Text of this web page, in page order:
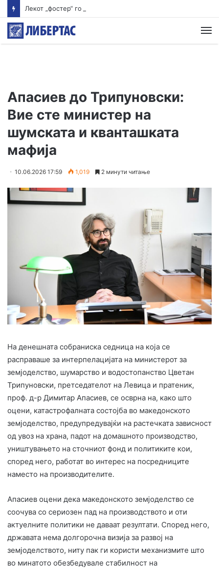
Апасиев до Трипуновски:
Вие сте министер на
шумската и кванташката
мафија
10.06.2026 17:59 1,019 2 минути читање
На денешната собраниска седница на која се
расправаше за интерпелацијата на министерот за
земјоделство, шумарство и водостопанство Цветан
Трипуновски, претседателот на Левица и пратеник,
проф. д-р Димитар Апасиев, се осврна на, како што
оцени, катастрофалната состојба во македонското
земјоделство, предупредувајќи на растечката зависност
од увоз на храна, падот на домашното производство,
уништувањето на сточниот фонд и политиките кои,
според него, работат во интерес на посредниците
наместо на производителите.
Апасиев оцени дека македонското земјоделство се
соочува со сериозен пад на производството и оти
актуелните политики не даваат резултати. Според него,
државата нема долгорочна визија за развој на
земјоделството, ниту пак ги користи механизмите што
во минатото обезбедувале стабилност на